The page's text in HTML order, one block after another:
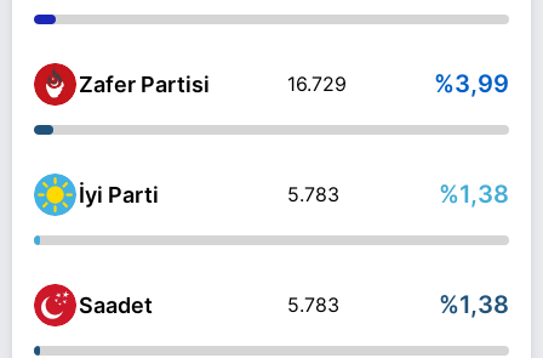
Zafer Partisi 16.729 %3,99
İyi Parti 5.783 %1,38
Saadet 5.783 %1,38